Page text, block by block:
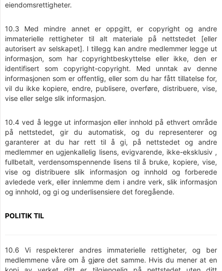
eiendomsrettigheter.
10.3 Med mindre annet er oppgitt, er copyright og andre
immaterielle rettigheter til alt materiale på nettstedet [eller
autorisert av selskapet]. I tillegg kan andre medlemmer legge ut
informasjon, som har copyrightbeskyttelse eller ikke, den er
identifisert som copyright-copyright. Med unntak av denne
informasjonen som er offentlig, eller som du har fått tillatelse for,
vil du ikke kopiere, endre, publisere, overføre, distribuere, vise,
vise eller selge slik informasjon.
10.4 ved å legge ut informasjon eller innhold på ethvert område
på nettstedet, gir du automatisk, og du representerer og
garanterer at du har rett til å gi, på nettstedet og andre
medlemmer en ugjenkallelig lisens, evigvarende, ikke-eksklusiv ,
fullbetalt, verdensomspennende lisens til å bruke, kopiere, vise,
vise og distribuere slik informasjon og innhold og forberede
avledede verk, eller innlemme dem i andre verk, slik informasjon
og innhold, og gi og underlisensiere det foregående.
POLITIK TIL
10.6 Vi respekterer andres immaterielle rettigheter, og ber
medlemmene våre om å gjøre det samme. Hvis du mener at en